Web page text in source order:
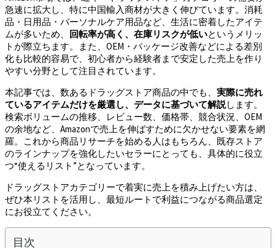
急速に拡大し、特に中国輸入商材が大きく伸びています。消耗
品・日用品・パーソナルケア用品など、生活に密着したアイテ
ムが多いため、 回転率が高く、在庫リスクが低いというメリッ
トが際立ちます。また、OEM・パッケージ改善などによる差別
化も比較的容易で、初心者から経験者まで安定した売上を作り
やすい分野として注目されています。
本記事では、数あるドラッグストア商品の中でも、 実際に売れ
ているアイテムだけを厳選し、データに基づいて解説します。
検索ボリュームの推移、レビュー数、価格帯、競合状況、OEM
の余地など、Amazonで売上を伸ばすために欠かせない要素を網
羅。これから商品リサーチを始める人はもちろん、既存ストア
のラインナップを強化したいセラーにとっても、具体的に役立
つ“使えるリスト”となっています。
ドラッグストアカテゴリーで着実に売上を積み上げたい方は、
ぜひ本リストを活用し、最短ルートで利益につながる商品選定
にお役立てください。
目次